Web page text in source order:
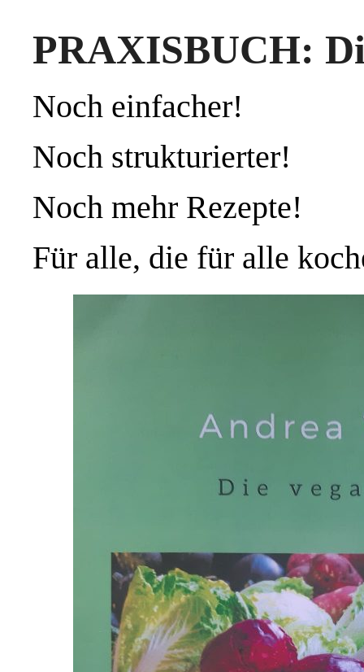
PRAXISBUCH:
Noch einfacher!
Noch strukturierter!
Noch mehr Rezepte!
Für alle, die für alle